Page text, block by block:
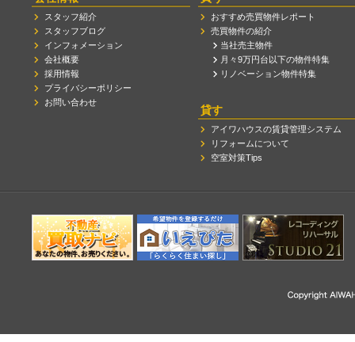
スタッフ紹介
スタッフブログ
インフォメーション
会社概要
採用情報
プライバシーポリシー
お問い合わせ
おすすめ売買物件レポート
売買物件の紹介
当社売主物件
月々9万円台以下の物件特集
リノベーション物件特集
貸す
アイワハウスの賃貸管理システム
リフォームについて
空室対策Tips